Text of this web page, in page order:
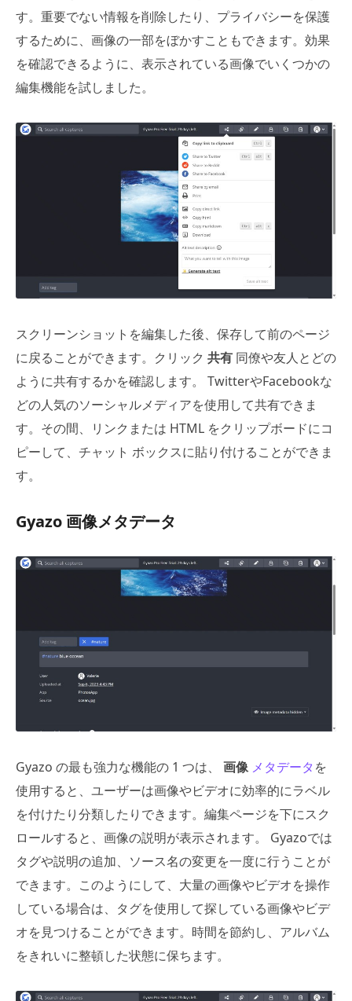
す。重要でない情報を削除したり、プライバシーを保護
するために、画像の一部をぼかすこともできます。効果
を確認できるように、表示されている画像でいくつかの
編集機能を試しました。
スクリーンショットを編集した後、保存して前のページ
に戻ることができます。クリック 共有 同僚や友人とどの
ように共有するかを確認します。 TwitterやFacebookな
どの人気のソーシャルメディアを使用して共有できま
す。その間、リンクまたは HTML をクリップボードにコ
ピーして、チャット ボックスに貼り付けることができま
す。
Gyazo 画像メタデータ
Gyazo の最も強力な機能の 1 つは、 画像 メタデータ を
使用すると、ユーザーは画像やビデオに効率的にラベル
を付けたり分類したりできます。編集ページを下にスク
ロールすると、画像の説明が表示されます。 Gyazoでは
タグや説明の追加、ソース名の変更を一度に行うことが
できます。このようにして、大量の画像やビデオを操作
している場合は、タグを使用して探している画像やビデ
オを見つけることができます。時間を節約し、アルバム
をきれいに整頓した状態に保ちます。